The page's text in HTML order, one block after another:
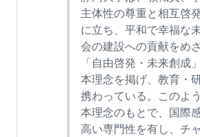
主体性の尊重と相互啓
に立ち、平和で幸福な
会の建設への貢献をめ
「自由啓発・未来創成
本理念を掲げ、教育・
携わっている。このよ
本理念のもとで、国際
高い専門性を有し、チ